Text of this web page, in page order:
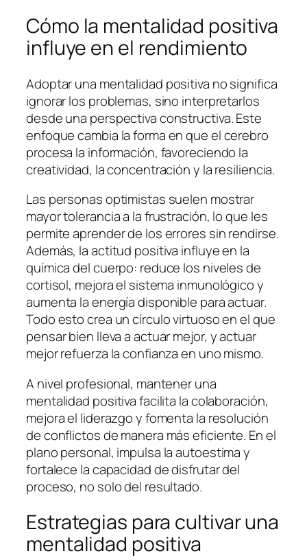
Cómo la mentalidad positiva
influye en el rendimiento
Adoptar una mentalidad positiva no significa
ignorar los problemas, sino interpretarlos
desde una perspectiva constructiva. Este
enfoque cambia la forma en que el cerebro
procesa la información, favoreciendo la
creatividad, la concentración y la resiliencia.
Las personas optimistas suelen mostrar
mayor tolerancia a la frustración, lo que les
permite aprender de los errores sin rendirse.
Además, la actitud positiva influye en la
química del cuerpo: reduce los niveles de
cortisol, mejora el sistema inmunológico y
aumenta la energía disponible para actuar.
Todo esto crea un círculo virtuoso en el que
pensar bien lleva a actuar mejor, y actuar
mejor refuerza la confianza en uno mismo.
A nivel profesional, mantener una
mentalidad positiva facilita la colaboración,
mejora el liderazgo y fomenta la resolución
de conflictos de manera más eficiente. En el
plano personal, impulsa la autoestima y
fortalece la capacidad de disfrutar del
proceso, no solo del resultado.
Estrategias para cultivar una
mentalidad positiva